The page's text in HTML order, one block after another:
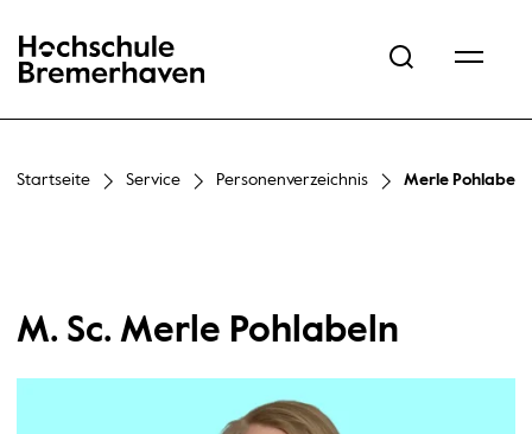
Hochschule Bremerhaven
Startseite Service Personenverzeichnis Merle Pohlabeln
M. Sc. Merle Pohlabeln